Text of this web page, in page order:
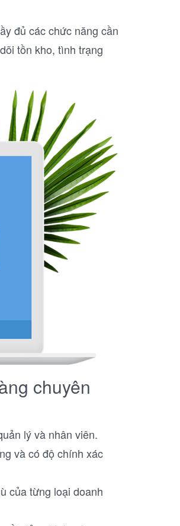
đủ các chức năng cần
tồn kho, tình trạng
chuyên
lý và nhân viên.
và có độ chính xác
của từng loại doanh